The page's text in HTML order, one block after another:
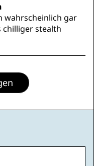
wahrscheinlich gar
chilliger stealth